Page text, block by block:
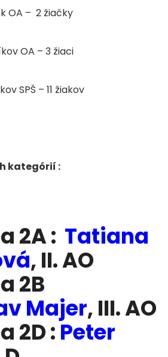
OA – 2 žiačky
OA – 3 žiaci
SPŠ – 11 žiakov
kategórií :
2A : Tatiana
, II. AO
2B
Majer, III. AO
2D : Peter